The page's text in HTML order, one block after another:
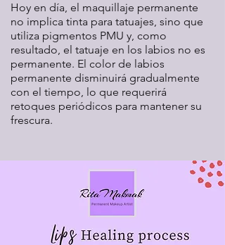
Hoy en día, el maquillaje permanente
no implica tinta para tatuajes, sino que
utiliza pigmentos PMU y, como
resultado, el tatuaje en los labios no es
permanente. El color de labios
permanente disminuirá gradualmente
con el tiempo, lo que requerirá
retoques periódicos para mantener su
frescura.